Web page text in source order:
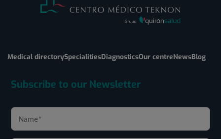
Medical directorySpecialitiesDiagnosticsOur centreNewsBlog
Subscribe to our Newsletter